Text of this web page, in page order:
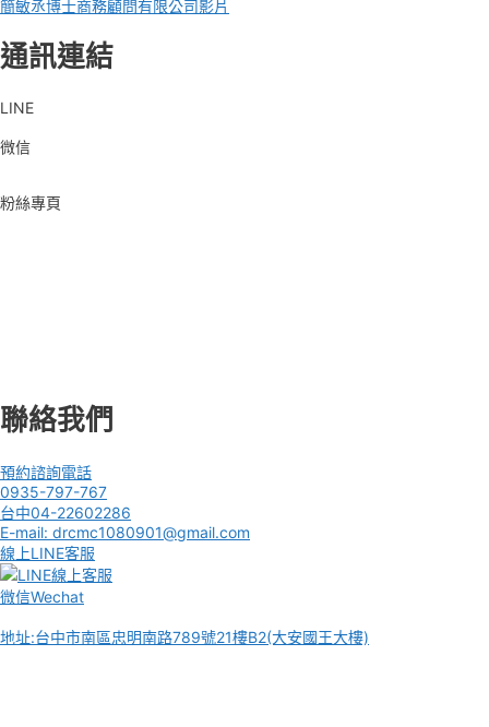
簡敏丞博士商務顧問有限公司影片
通訊連結
LINE
微信
粉絲專頁
聯絡我們
預約諮詢電話
0935-797-767
台中04-22602286
E-mail: drcmc1080901@gmail.com
線上LINE客服
微信Wechat
地址:台中市南區忠明南路789號21樓B2(大安國王大樓)